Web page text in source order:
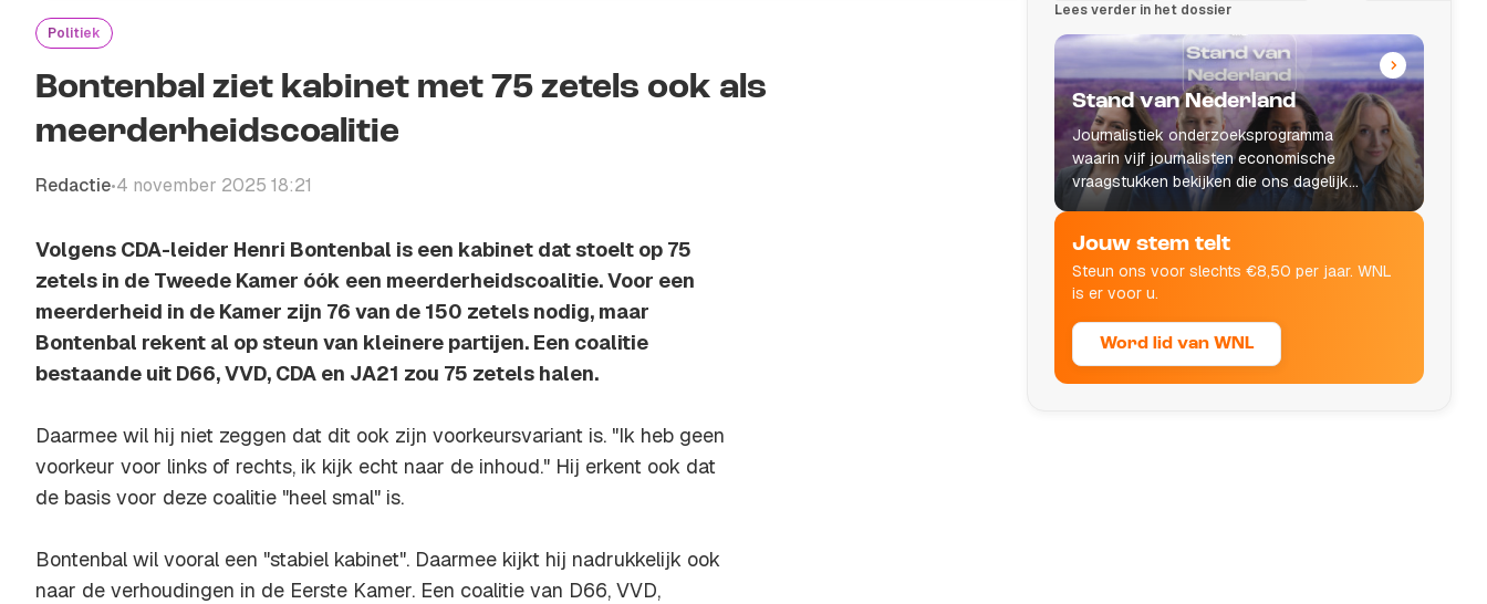
Politiek
Bontenbal ziet kabinet met 75 zetels ook als
meerderheidscoalitie
Redactie•4 november 2025 18:21
Volgens CDA-leider Henri Bontenbal is een kabinet dat stoelt op 75
zetels in de Tweede Kamer óók een meerderheidscoalitie. Voor een
meerderheid in de Kamer zijn 76 van de 150 zetels nodig, maar
Bontenbal rekent al op steun van kleinere partijen. Een coalitie
bestaande uit D66, VVD, CDA en JA21 zou 75 zetels halen.
Daarmee wil hij niet zeggen dat dit ook zijn voorkeursvariant is. "Ik heb geen
voorkeur voor links of rechts, ik kijk echt naar de inhoud." Hij erkent ook dat
de basis voor deze coalitie "heel smal" is.
Bontenbal wil vooral een "stabiel kabinet". Daarmee kijkt hij nadrukkelijk ook
naar de verhoudingen in de Eerste Kamer. Een coalitie van D66, VVD,
Lees verder in het dossier
Stand van Nederland
Journalistiek onderzoeksprogramma
waarin vijf journalisten economische
vraagstukken bekijken die ons dagelijks
leven raken.
Jouw stem telt
Steun ons voor slechts €8,50 per jaar. WNL
is er voor u.
Word lid van WNL